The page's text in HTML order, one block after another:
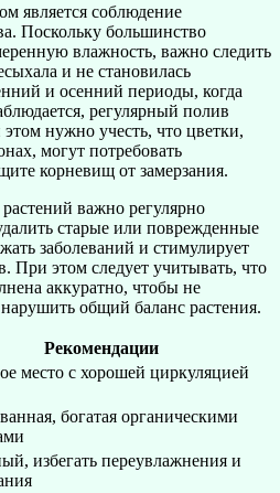
является соблюдение
Поскольку большинство
влажность, важно следить
и не становилась
и осенний периоды, когда
регулярный полив
нужно учесть, что цветки,
могут потребовать
корневищ от замерзания.
важно регулярно
старые или поврежденные
заболеваний и стимулирует
При этом следует учитывать, что
аккуратно, чтобы не
общий баланс растения.
Рекомендации
место с хорошей циркуляцией
богатая органическими
избегать переувлажнения и